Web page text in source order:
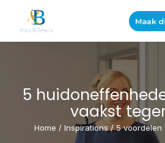
Maak
5
vaakst
Home / Inspirations /5 voordelen